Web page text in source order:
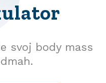
svoj body mass